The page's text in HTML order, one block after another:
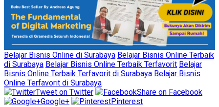
Belajar Bisnis Online di Surabaya Belajar Bisnis Online Terbaik
di Surabaya Belajar Bisnis Online Terbaik Terfavorit Belajar
Bisnis Online Terbaik Terfavorit di Surabaya Belajar Bisnis
Online Terfavorit di Surabaya
Tweet on Twitter
Share on Facebook
Google+
Pinterest